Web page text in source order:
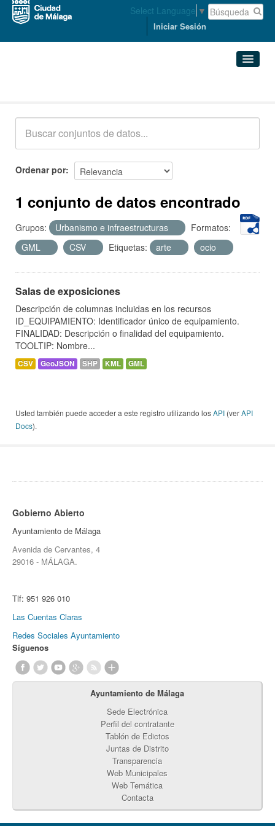
Select Language ▼
Iniciar Sesión
Acerca de
Ordenar por
1 conjunto de datos encontrado
Grupos: Urbanismo e infraestructuras
Formatos:
GML
CSV Etiquetas: arte ocio
Salas de exposiciones
Descripción de columnas incluidas en los recursos
ID_EQUIPAMIENTO: Identificador único de equipamiento.
FINALIDAD: Descripción o finalidad del equipamiento.
TOOLTIP: Nombre...
CSV GeoJSON SHP KML GML
Usted también puede acceder a este registro utilizando losAPI (verAPI
Docs).
Gobierno Abierto
Ayuntamiento de Málaga
Avenida de Cervantes, 4
29016 - MÁLAGA.
Tlf: 951 926 010
Las Cuentas Claras
Redes Sociales Ayuntamiento
Síguenos
Ayuntamiento de Málaga
Sede Electrónica
Perfil del contratante
Tablón de Edictos
Juntas de Distrito
Transparencia
Web Municipales
Web Temática
Contacta